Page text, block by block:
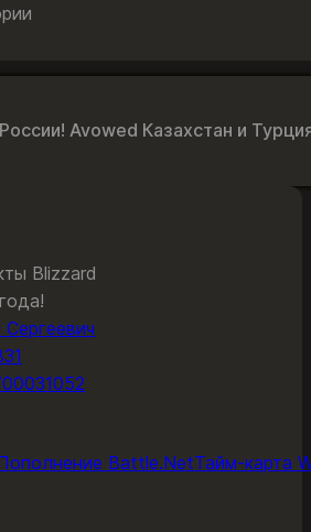
Avowed Казахстан и
Blizzard
Battle.NetТайм-карта